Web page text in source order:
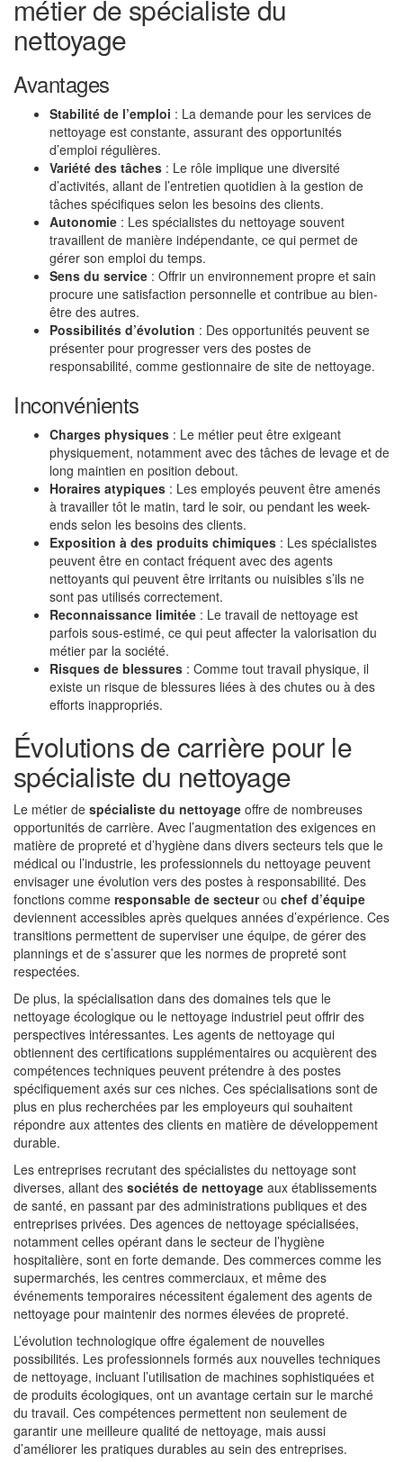
métier de spécialiste du
nettoyage
Avantages
Stabilité de l’emploi : La demande pour les services de
nettoyage est constante, assurant des opportunités
d’emploi régulières.
Variété des tâches : Le rôle implique une diversité
d’activités, allant de l’entretien quotidien à la gestion de
tâches spécifiques selon les besoins des clients.
Autonomie : Les spécialistes du nettoyage souvent
travaillent de manière indépendante, ce qui permet de
gérer son emploi du temps.
Sens du service : Offrir un environnement propre et sain
procure une satisfaction personnelle et contribue au bien-
être des autres.
Possibilités d’évolution : Des opportunités peuvent se
présenter pour progresser vers des postes de
responsabilité, comme gestionnaire de site de nettoyage.
Inconvénients
Charges physiques : Le métier peut être exigeant
physiquement, notamment avec des tâches de levage et de
long maintien en position debout.
Horaires atypiques : Les employés peuvent être amenés
à travailler tôt le matin, tard le soir, ou pendant les week-
ends selon les besoins des clients.
Exposition à des produits chimiques : Les spécialistes
peuvent être en contact fréquent avec des agents
nettoyants qui peuvent être irritants ou nuisibles s’ils ne
sont pas utilisés correctement.
Reconnaissance limitée : Le travail de nettoyage est
parfois sous-estimé, ce qui peut affecter la valorisation du
métier par la société.
Risques de blessures : Comme tout travail physique, il
existe un risque de blessures liées à des chutes ou à des
efforts inappropriés.
Évolutions de carrière pour le
spécialiste du nettoyage
Le métier de spécialiste du nettoyage offre de nombreuses
opportunités de carrière. Avec l’augmentation des exigences en
matière de propreté et d’hygiène dans divers secteurs tels que le
médical ou l’industrie, les professionnels du nettoyage peuvent
envisager une évolution vers des postes à responsabilité. Des
fonctions comme responsable de secteurou chef d’équipe
deviennent accessibles après quelques années d’expérience. Ces
transitions permettent de superviser une équipe, de gérer des
plannings et de s’assurer que les normes de propreté sont
respectées.
De plus, la spécialisation dans des domaines tels que le
nettoyage écologique ou le nettoyage industriel peut offrir des
perspectives intéressantes. Les agents de nettoyage qui
obtiennent des certifications supplémentaires ou acquièrent des
compétences techniques peuvent prétendre à des postes
spécifiquement axés sur ces niches. Ces spécialisations sont de
plus en plus recherchées par les employeurs qui souhaitent
répondre aux attentes des clients en matière de développement
durable.
Les entreprises recrutant des spécialistes du nettoyage sont
diverses, allant des sociétés de nettoyage aux établissements
de santé, en passant par des administrations publiques et des
entreprises privées. Des agences de nettoyage spécialisées,
notamment celles opérant dans le secteur de l’hygiène
hospitalière, sont en forte demande. Des commerces comme les
supermarchés, les centres commerciaux, et même des
événements temporaires nécessitent également des agents de
nettoyage pour maintenir des normes élevées de propreté.
L’évolution technologique offre également de nouvelles
possibilités. Les professionnels formés aux nouvelles techniques
de nettoyage, incluant l’utilisation de machines sophistiquées et
de produits écologiques, ont un avantage certain sur le marché
du travail. Ces compétences permettent non seulement de
garantir une meilleure qualité de nettoyage, mais aussi
d’améliorer les pratiques durables au sein des entreprises.